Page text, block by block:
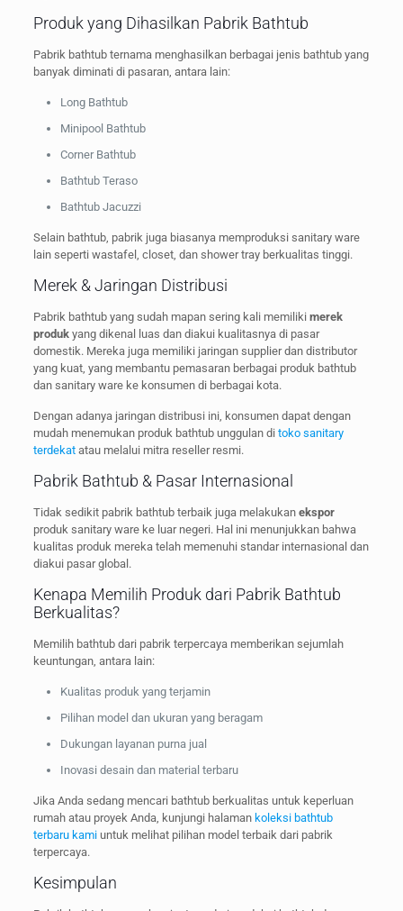
Produk yang Dihasilkan Pabrik Bathtub
Pabrik bathtub ternama menghasilkan berbagai jenis bathtub yang
banyak diminati di pasaran, antara lain:
Long Bathtub
Minipool Bathtub
Corner Bathtub
Bathtub Teraso
Bathtub Jacuzzi
Selain bathtub, pabrik juga biasanya memproduksi sanitary ware
lain seperti wastafel, closet, dan shower tray berkualitas tinggi.
Merek & Jaringan Distribusi
Pabrik bathtub yang sudah mapan sering kali memiliki merek
produkyang dikenal luas dan diakui kualitasnya di pasar
domestik. Mereka juga memiliki jaringan supplier dan distributor
yang kuat, yang membantu pemasaran berbagai produk bathtub
dan sanitary ware ke konsumen di berbagai kota.
Dengan adanya jaringan distribusi ini, konsumen dapat dengan
mudah menemukan produk bathtub unggulan di toko sanitary
terdekatatau melalui mitra reseller resmi.
Pabrik Bathtub & Pasar Internasional
Tidak sedikit pabrik bathtub terbaik juga melakukan ekspor
produk sanitary ware ke luar negeri. Hal ini menunjukkan bahwa
kualitas produk mereka telah memenuhi standar internasional dan
diakui pasar global.
Kenapa Memilih Produk dari Pabrik Bathtub
Berkualitas?
Memilih bathtub dari pabrik terpercaya memberikan sejumlah
keuntungan, antara lain:
Kualitas produk yang terjamin
Pilihan model dan ukuran yang beragam
Dukungan layanan purna jual
Inovasi desain dan material terbaru
Jika Anda sedang mencari bathtub berkualitas untuk keperluan
rumah atau proyek Anda, kunjungi halaman koleksi bathtub
terbaru kamiuntuk melihat pilihan model terbaik dari pabrik
terpercaya.
Kesimpulan